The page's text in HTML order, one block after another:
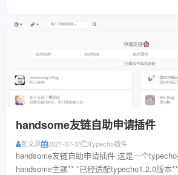
handsome友链自助申请插件
彭文凤 2021-07-31 Typecho插件
handsome友链自助申请插件 这是一个
handsome主题** *已经适配typecho1.2.0版本